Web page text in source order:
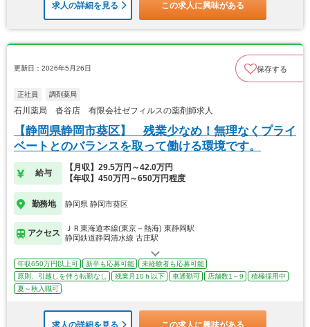
求人の詳細を見る この求人に興味がある
更新日：2026年5月26日 保存する
正社員 調剤薬局
石川薬局 沓谷店 有限会社ゼフィルスの薬剤師求人
【静岡県静岡市葵区】 残業少なめ！無理なくプライ
ベートとのバランスを取って働ける環境です。
給与
【月収】29.5万円～42.0万円
【年収】450万円～650万円程度
勤務地 静岡県 静岡市葵区
アクセス
ＪＲ東海道本線(東京－熱海) 東静岡駅
静岡鉄道静岡清水線 古庄駅
年収650万円以上可 新卒も応募可能
未経験者も応募可能
原則、引越しを伴う転勤なし
残業月10ｈ以下 車通勤可 店舗数1～9
積極採用中
夏～秋入職可
求人の詳細を見る この求人に興味がある